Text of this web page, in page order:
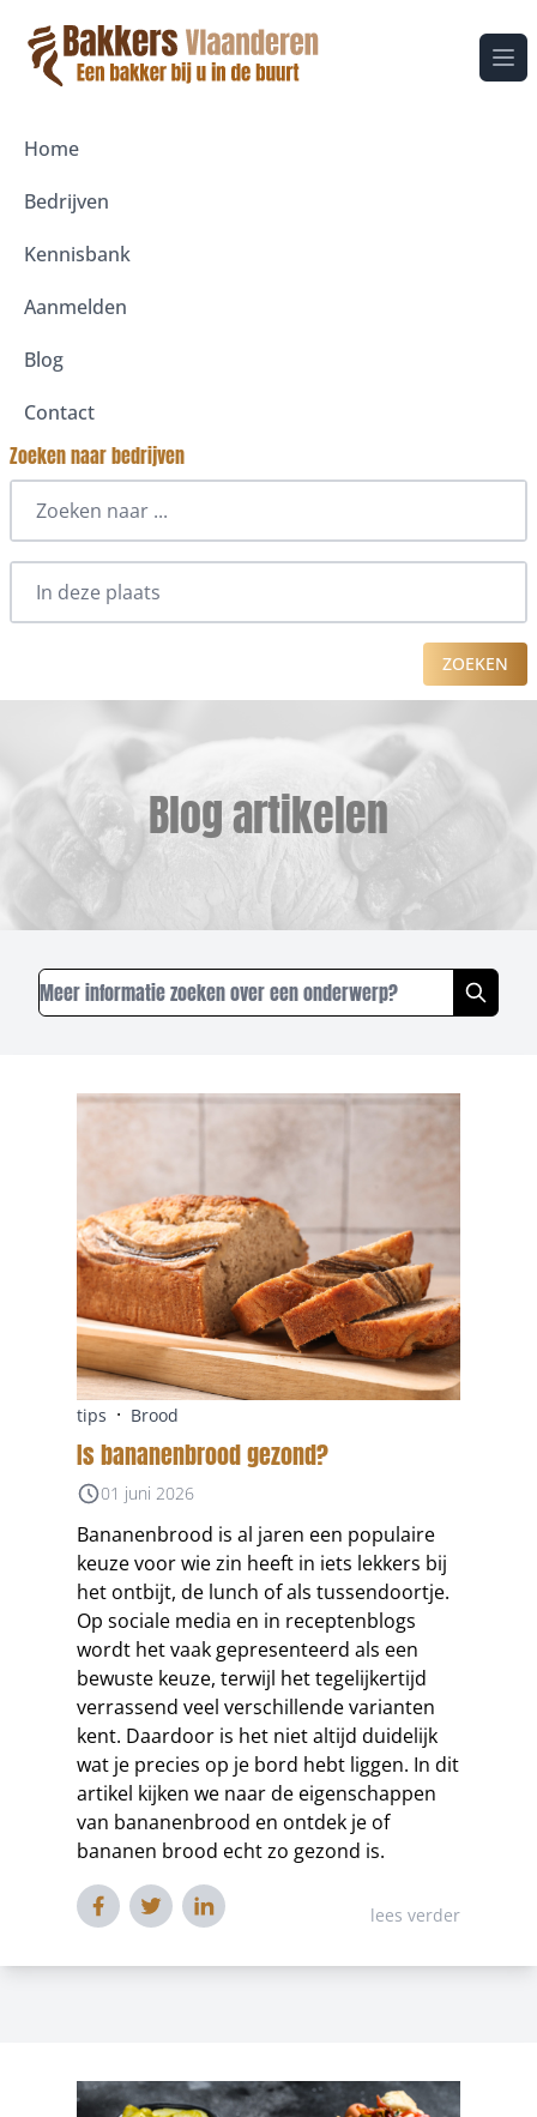
Home
Bedrijven
Kennisbank
Aanmelden
Blog
Contact
Zoeken naar bedrijven
ZOEKEN
Blog artikelen
tips · Brood
Is bananenbrood gezond?
01 juni 2026
Bananenbrood is al jaren een populaire
keuze voor wie zin heeft in iets lekkers bij
het ontbijt, de lunch of als tussendoortje.
Op sociale media en in receptenblogs
wordt het vaak gepresenteerd als een
bewuste keuze, terwijl het tegelijkertijd
verrassend veel verschillende varianten
kent. Daardoor is het niet altijd duidelijk
wat je precies op je bord hebt liggen. In dit
artikel kijken we naar de eigenschappen
van bananenbrood en ontdek je of
bananen brood echt zo gezond is.
lees verder